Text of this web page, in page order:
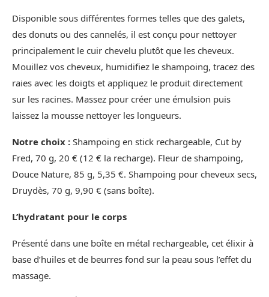
Disponible sous différentes formes telles que des galets,
des donuts ou des cannelés, il est conçu pour nettoyer
principalement le cuir chevelu plutôt que les cheveux.
Mouillez vos cheveux, humidifiez le shampoing, tracez des
raies avec les doigts et appliquez le produit directement
sur les racines. Massez pour créer une émulsion puis
laissez la mousse nettoyer les longueurs.
Notre choix : Shampoing en stick rechargeable, Cut by
Fred, 70 g, 20 € (12 € la recharge). Fleur de shampoing,
Douce Nature, 85 g, 5,35 €. Shampoing pour cheveux secs,
Druydès, 70 g, 9,90 € (sans boîte).
L’hydratant pour le corps
Présenté dans une boîte en métal rechargeable, cet élixir à
base d’huiles et de beurres fond sur la peau sous l’effet du
massage.